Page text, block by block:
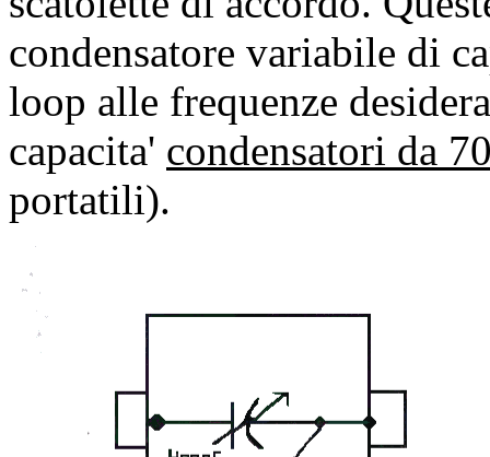
condensatore variabile di
loop alle frequenze
capacita' condensatori da
portatili).